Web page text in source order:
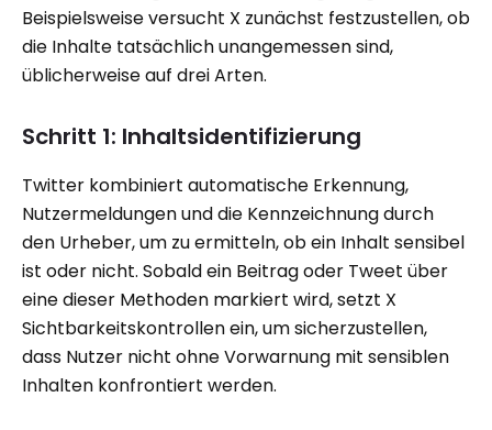
Beispielsweise versucht X zunächst festzustellen, ob
die Inhalte tatsächlich unangemessen sind,
üblicherweise auf drei Arten.
Schritt 1: Inhaltsidentifizierung
Twitter kombiniert automatische Erkennung,
Nutzermeldungen und die Kennzeichnung durch
den Urheber, um zu ermitteln, ob ein Inhalt sensibel
ist oder nicht. Sobald ein Beitrag oder Tweet über
eine dieser Methoden markiert wird, setzt X
Sichtbarkeitskontrollen ein, um sicherzustellen,
dass Nutzer nicht ohne Vorwarnung mit sensiblen
Inhalten konfrontiert werden.